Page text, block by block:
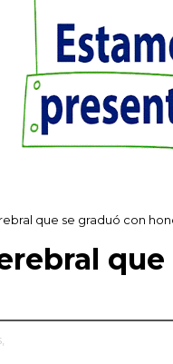
que se graduó con